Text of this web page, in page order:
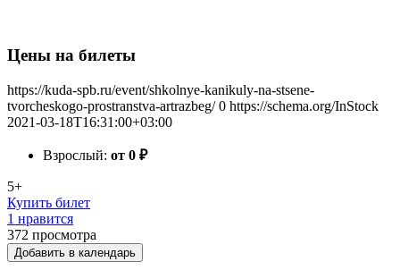
Цены на билеты
https://kuda-spb.ru/event/shkolnye-kanikuly-na-stsene-
tvorcheskogo-prostranstva-artrazbeg/ 0 https://schema.org/InStock
2021-03-18T16:31:00+03:00
Взрослый: от 0 ₽
5+
Купить билет
1 нравится
372 просмотра
Добавить в календарь